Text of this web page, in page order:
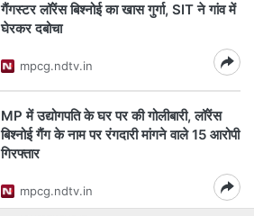
गैंगस्टर लॉरेंस बिश्नोई का खास गुर्गा, SIT ने गांव में
घेरकर दबोचा
mpcg.ndtv.in
MP में उद्योगपति के घर पर की गोलीबारी, लॉरेंस
बिश्नोई गैंग के नाम पर रंगदारी मांगने वाले 15 आरोपी
गिरफ्तार
mpcg.ndtv.in